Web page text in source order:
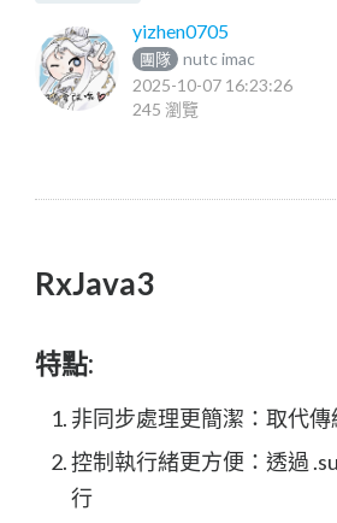
yizhen0705
團隊
nutc imac
2025-10-07 16:23:26
245 瀏覽
RxJava3
特點:
非同步處理更簡潔：取代傳
控制執行緒更方便：透過
行